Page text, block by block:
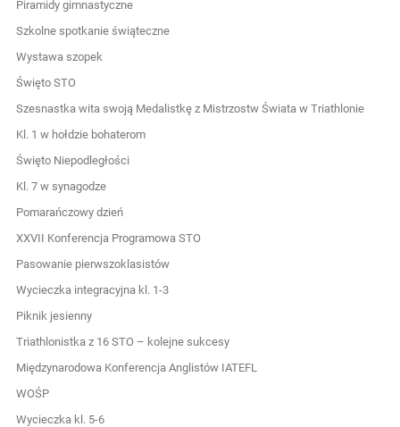
Piramidy gimnastyczne
Szkolne spotkanie świąteczne
Wystawa szopek
Święto STO
Szesnastka wita swoją Medalistkę z Mistrzostw Świata w Triathlonie
Kl. 1 w hołdzie bohaterom
Święto Niepodległości
Kl. 7 w synagodze
Pomarańczowy dzień
XXVII Konferencja Programowa STO
Pasowanie pierwszoklasistów
Wycieczka integracyjna kl. 1-3
Piknik jesienny
Triathlonistka z 16 STO – kolejne sukcesy
Międzynarodowa Konferencja Anglistów IATEFL
WOŚP
Wycieczka kl. 5-6